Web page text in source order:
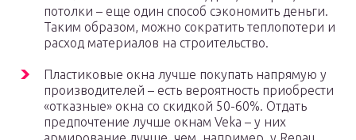
потолки – еще один способ сэкономить деньги.
Таким образом, можно сократить теплопотери и
расход материалов на строительство.
Пластиковые окна лучше покупать напрямую у
производителей – есть вероятность приобрести
«отказные» окна со скидкой 50-60%. Отдать
предпочтение лучше окнам Veka – у них